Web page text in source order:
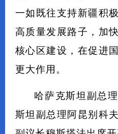
一如既往支持新疆积
高质量发展路子，加
核心区建设，在促进
更大作用。
哈萨克斯坦副总
斯坦副总理阿昆别科